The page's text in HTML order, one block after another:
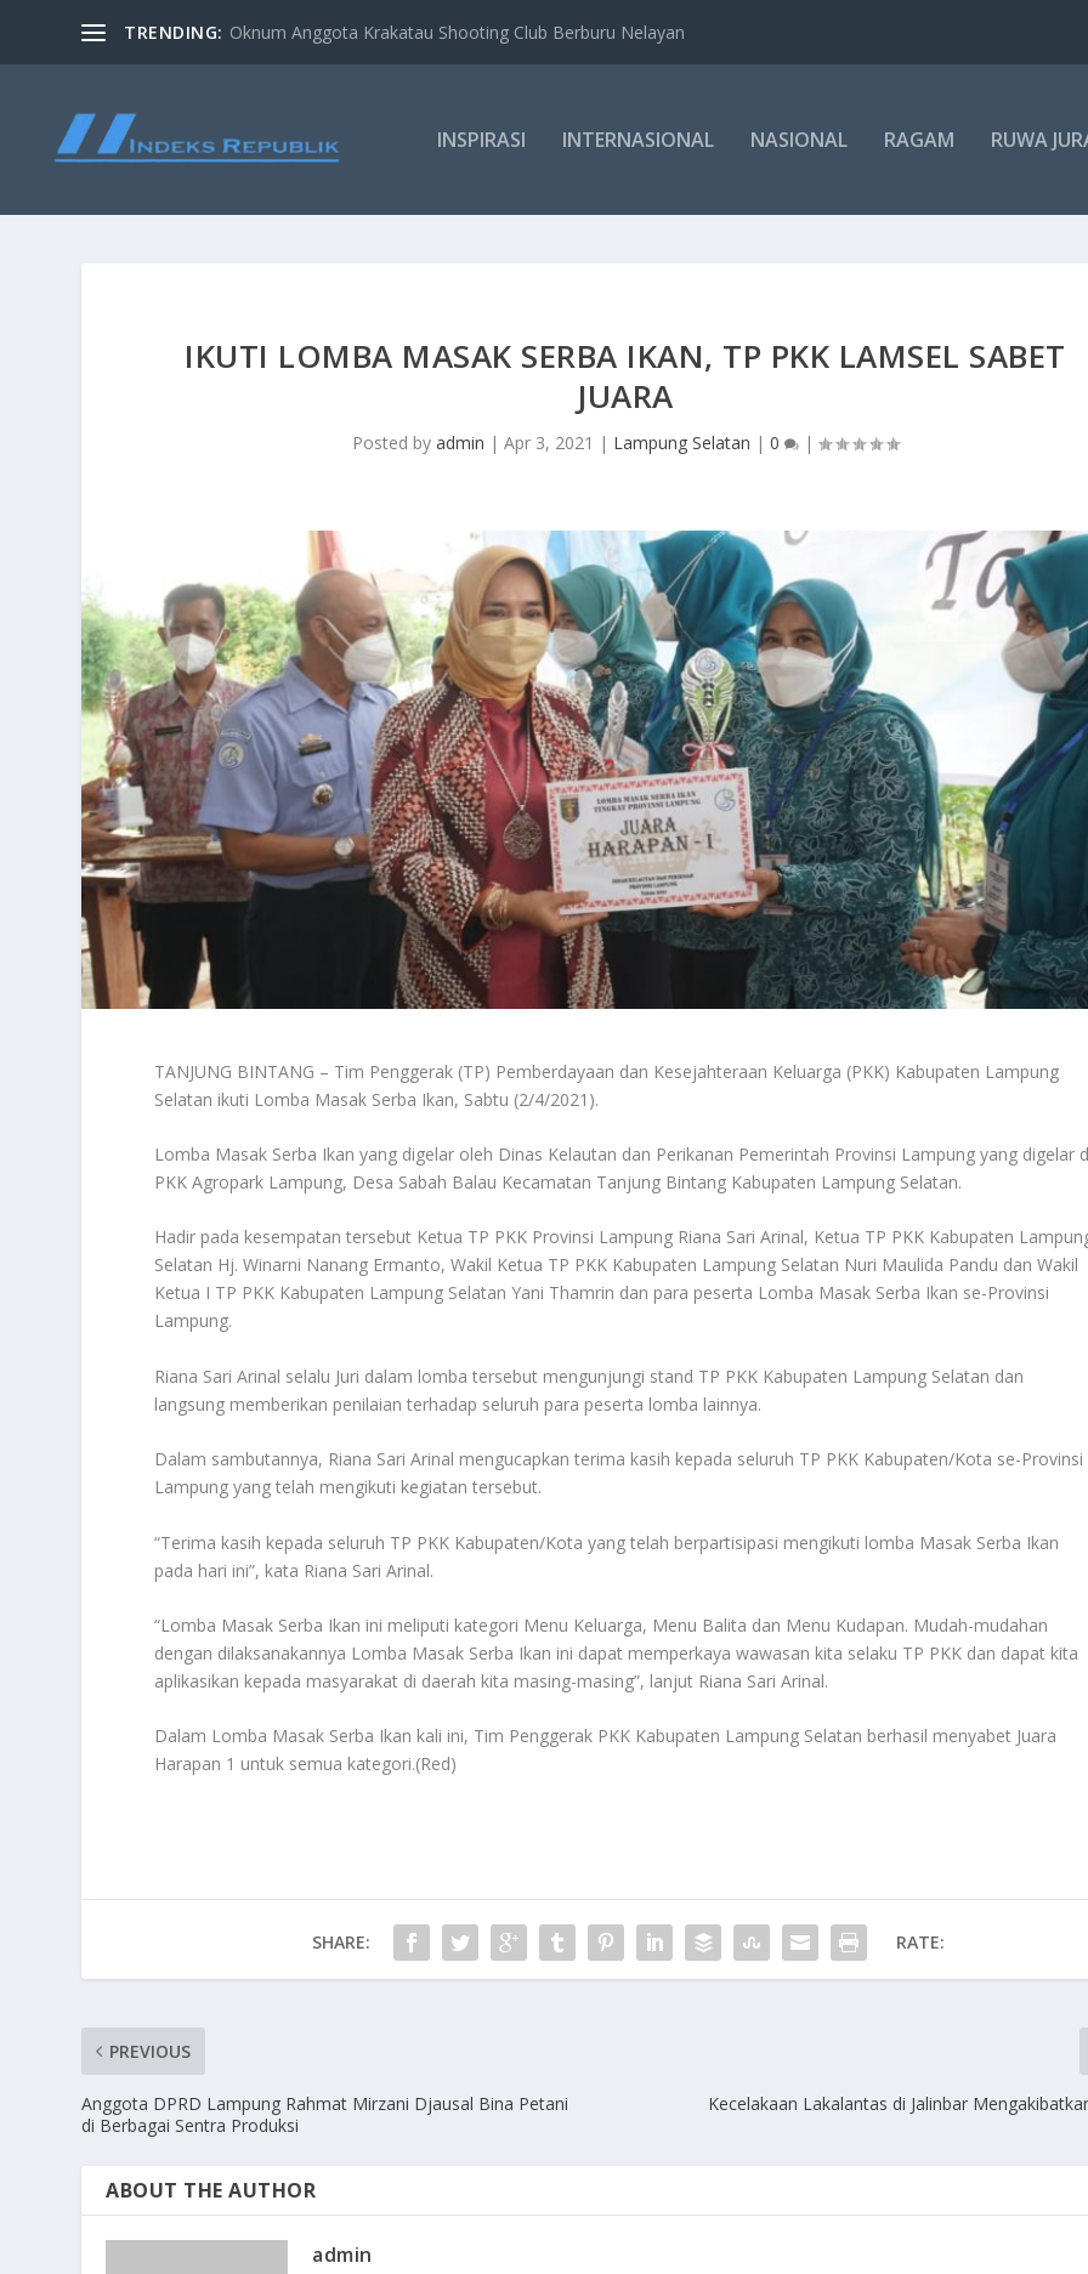
TRENDING: Oknum Anggota Krakatau Shooting Club Berburu Nelayan
INSPIRASI INTERNASIONAL NASIONAL RAGAM RUWA
IKUTI LOMBA MASAK SERBA IKAN, TP PKK LAMSEL SABET
JUARA
Posted by admin | Apr 3, 2021 | Lampung Selatan | 0 |
TANJUNG BINTANG – Tim Penggerak (TP) Pemberdayaan dan Kesejahteraan Keluarga (PKK) Kabupaten Lampung
Selatan ikuti Lomba Masak Serba Ikan, Sabtu (2/4/2021).
Lomba Masak Serba Ikan yang digelar oleh Dinas Kelautan dan Perikanan Pemerintah Provinsi Lampung yang digelar
PKK Agropark Lampung, Desa Sabah Balau Kecamatan Tanjung Bintang Kabupaten Lampung Selatan.
Hadir pada kesempatan tersebut Ketua TP PKK Provinsi Lampung Riana Sari Arinal, Ketua TP PKK Kabupaten
Selatan Hj. Winarni Nanang Ermanto, Wakil Ketua TP PKK Kabupaten Lampung Selatan Nuri Maulida Pandu dan Wakil
Ketua I TP PKK Kabupaten Lampung Selatan Yani Thamrin dan para peserta Lomba Masak Serba Ikan se-Provinsi
Lampung.
Riana Sari Arinal selalu Juri dalam lomba tersebut mengunjungi stand TP PKK Kabupaten Lampung Selatan dan
langsung memberikan penilaian terhadap seluruh para peserta lomba lainnya.
Dalam sambutannya, Riana Sari Arinal mengucapkan terima kasih kepada seluruh TP PKK Kabupaten/Kota se-Provinsi
Lampung yang telah mengikuti kegiatan tersebut.
“Terima kasih kepada seluruh TP PKK Kabupaten/Kota yang telah berpartisipasi mengikuti lomba Masak Serba Ikan
pada hari ini”, kata Riana Sari Arinal.
“Lomba Masak Serba Ikan ini meliputi kategori Menu Keluarga, Menu Balita dan Menu Kudapan. Mudah-mudahan
dengan dilaksanakannya Lomba Masak Serba Ikan ini dapat memperkaya wawasan kita selaku TP PKK dan dapat kita
aplikasikan kepada masyarakat di daerah kita masing-masing”, lanjut Riana Sari Arinal.
Dalam Lomba Masak Serba Ikan kali ini, Tim Penggerak PKK Kabupaten Lampung Selatan berhasil menyabet Juara
Harapan 1 untuk semua kategori.(Red)
SHARE: RATE:
PREVIOUS
Anggota DPRD Lampung Rahmat Mirzani Djausal Bina Petani
di Berbagai Sentra Produksi
Kecelakaan Lakalantas di Jalinbar
ABOUT THE AUTHOR
admin